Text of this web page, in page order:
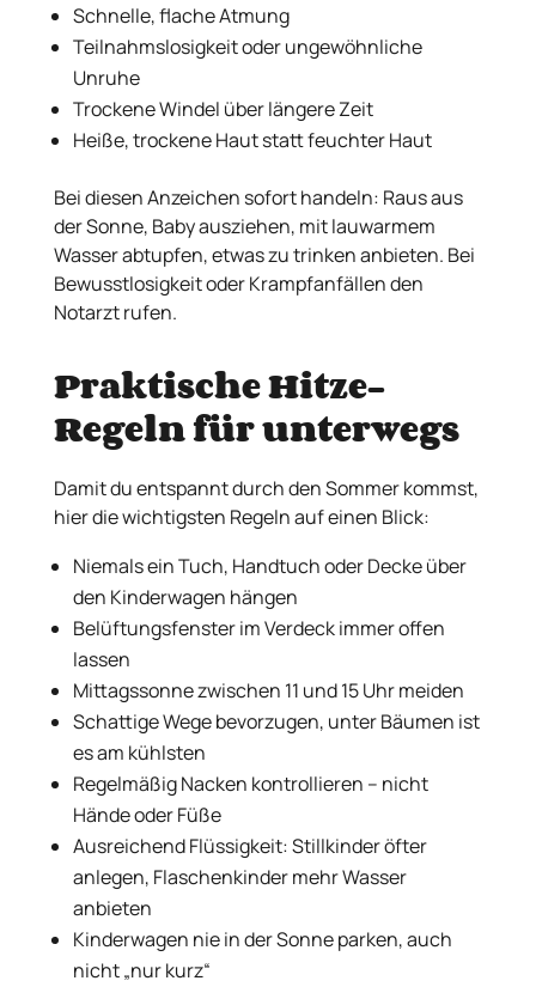
Schnelle, flache Atmung
Teilnahmslosigkeit oder ungewöhnliche
Unruhe
Trockene Windel über längere Zeit
Heiße, trockene Haut statt feuchter Haut
Bei diesen Anzeichen sofort handeln: Raus aus
der Sonne, Baby ausziehen, mit lauwarmem
Wasser abtupfen, etwas zu trinken anbieten. Bei
Bewusstlosigkeit oder Krampfanfällen den
Notarzt rufen.
Praktische Hitze-
Regeln für unterwegs
Damit du entspannt durch den Sommer kommst,
hier die wichtigsten Regeln auf einen Blick:
Niemals ein Tuch, Handtuch oder Decke über
den Kinderwagen hängen
Belüftungsfenster im Verdeck immer offen
lassen
Mittagssonne zwischen 11 und 15 Uhr meiden
Schattige Wege bevorzugen, unter Bäumen ist
es am kühlsten
Regelmäßig Nacken kontrollieren – nicht
Hände oder Füße
Ausreichend Flüssigkeit: Stillkinder öfter
anlegen, Flaschenkinder mehr Wasser
anbieten
Kinderwagen nie in der Sonne parken, auch
nicht „nur kurz“